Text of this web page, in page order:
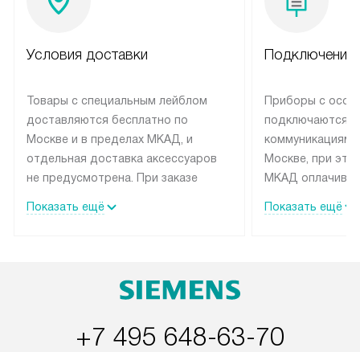
Условия доставки
Товары с специальным лейблом
доставляются бесплатно по
Москве и в пределах МКАД, и
отдельная доставка аксессуаров
не предусмотрена. При заказе
рекомендуем обсудить с
быть отправлены покупателю в
интересен товар «Под заказ»,
Показать ещё
Подключение
Приборы с
подключаются к
коммуникациям
Москве, при
МКАД
партнера
монтажу
Показать ещё
+7 495 648-63-70